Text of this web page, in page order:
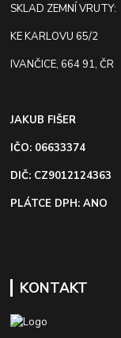
SKLAD ZEMNÍ VRUTY:
KE KARLOVU 65/2
IVANČICE, 664 91, ČR
JAKUB FIŠER
IČO: 06633374
DIČ: CZ9012124363
PLÁTCE DPH: ANO
KONTAKT